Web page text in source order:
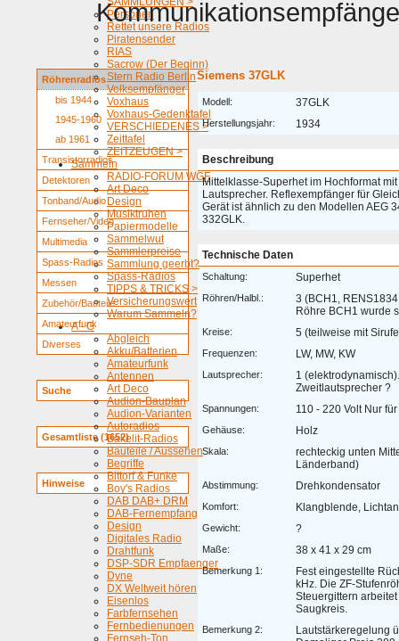
Personen
Rettet unsere Radios
Piratensender
RIAS
Sacrow (Der Beginn)
Stern Radio Berlin
Volksempfänger
Voxhaus
Voxhaus-Gedenktafel
VERSCHIEDENES >
Zeittafel
ZEITZEUGEN >
Sammeln
RADIO-FORUM WGF
Art Deco
Design
Musiktruhen
Papiermodelle
Sammelwut
Sammlerpreise
Sammlung geerbt?
Spass-Radios
TIPPS & TRICKS >
Versicherungswert
Warum Sammeln?
A - G
Abgleich
Akku/Batterien
Amateurfunk
Antennen
Art Deco
Audion-Bauplan
Audion-Varianten
Autoradios
Bakelit-Radios
Bauteile / Aussehen
Begriffe
Bittorf & Funke
Boy's Radios
DAB DAB+ DRM
DAB-Fernempfang
Design
Digitales Radio
Drahtfunk
DSP-SDR Empfaenger
Dyne
DX Weltweit hören
Eisenlos
Farbfernsehen
Fernbedienungen
Fernseh-Ton
Röhrenradios
bis 1944
1945-1960
ab 1961
Transistorradios
Detektoren
Tonband/Audio
Fernseher/Video
Multimedia
Spass-Radios
Messen
Zubehör/Bauteile
Amateurfunk
Diverses
Suche
Gesamtliste (1652)
Hinweise
Siemens 37GLK
Modell: 37GLK
Herstellungsjahr: 1934
Beschreibung
Mittelklasse-Superhet im Hochformat
Lautsprecher. Reflexempfänger für
Gerät ist ähnlich zu den Modellen AEG
332GLK.
Technische Daten
Schaltung: Superhet
Röhren/Halbl.:
3 (BCH1,
Röhre BCH1 wurde
Kreise: 5 (teilweise mit
Frequenzen: LW, MW, KW
Lautsprecher:
1
Zweitlautsprecher ?
Spannungen: 110 - 220 Volt Nur für
Gehäuse: Holz
Skala:
rechteckig unten
Länderband)
Abstimmung: Drehkondensator
Komfort: Klangblende,
Gewicht: ?
Maße: 38 x 41 x 29 cm
Bemerkung 1:
Fest eingestellte
kHz. Die ZF-
Steuergittern
Saugkreis.
Bemerkung 2:
Lautstärkeregelung